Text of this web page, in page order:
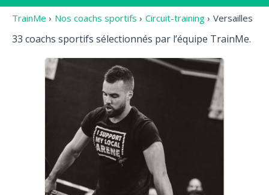
TrainMe › Nos coachs sportifs › Circuit-training › Versailles
33 coachs sportifs sélectionnés par l’équipe TrainMe.